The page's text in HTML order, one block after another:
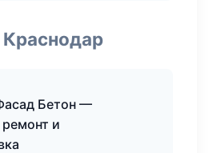
Бетон —
и